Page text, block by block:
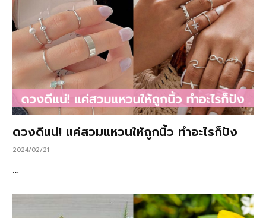
ดวงดีแน่! แค่สวมแหวนให้ถูกนิ้ว ทำอะไรก็ปัง
2024/02/21
…